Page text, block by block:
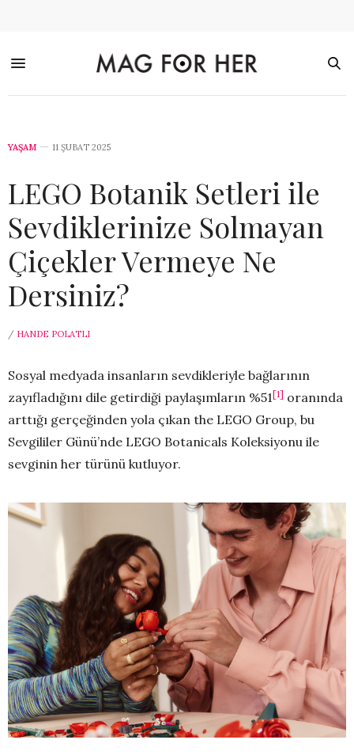
YAŞAM 11 ŞUBAT 2025
LEGO Botanik Setleri ile
Sevdiklerinize Solmayan
Çiçekler Vermeye Ne
Dersiniz?
/ HANDE POLATLI
Sosyal medyada insanların sevdikleriyle bağlarının
zayıfladığını dile getirdiği paylaşımların %51[1] oranında
arttığı gerçeğinden yola çıkan the LEGO Group, bu
Sevgililer Günü’nde LEGO Botanicals Koleksiyonu ile
sevginin her türünü kutluyor.